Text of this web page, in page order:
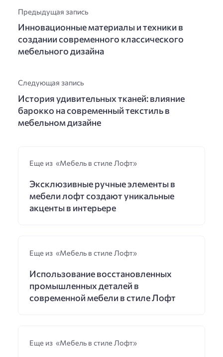
Предыдущая запись
Инновационные материалы и техники в
создании современного классического
мебельного дизайна
Следующая запись
История удивительных тканей: влияние
барокко на современный текстиль в
мебельном дизайне
Еще из «Мебель в стиле Лофт»
Эксклюзивные ручные элементы в
мебели лофт создают уникальные
акценты в интерьере
Еще из «Мебель в стиле Лофт»
Использование восстановленных
промышленных деталей в
современной мебели в стиле Лофт
Еще из «Мебель в стиле Лофт»